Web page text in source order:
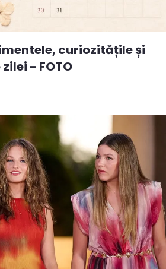
curiozitățile și
- FOTO